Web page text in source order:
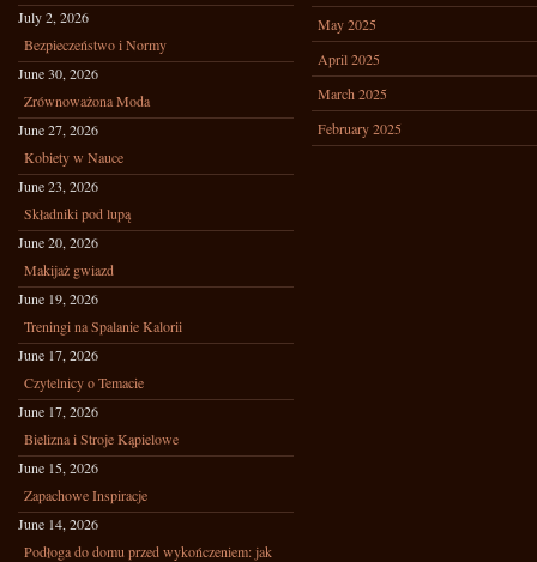
July 2, 2026
Bezpieczeństwo i Normy
June 30, 2026
Zrównoważona Moda
June 27, 2026
Kobiety w Nauce
June 23, 2026
Składniki pod lupą
June 20, 2026
Makijaż gwiazd
June 19, 2026
Treningi na Spalanie Kalorii
June 17, 2026
Czytelnicy o Temacie
June 17, 2026
Bielizna i Stroje Kąpielowe
June 15, 2026
Zapachowe Inspiracje
June 14, 2026
Podłoga do domu przed wykończeniem: jak
May 2025
April 2025
March 2025
February 2025